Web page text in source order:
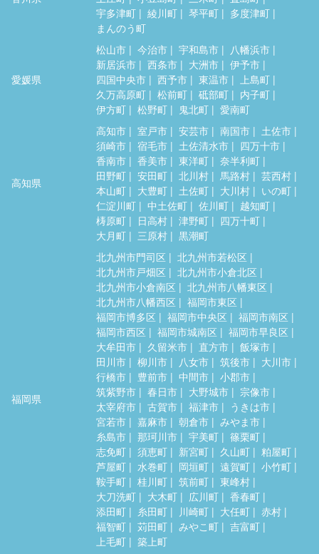
宇多津町
綾川町 琴平町
多度津町
まんのう町
愛媛県
松山市 今治市 宇和島市
八幡浜市
新居浜市
西条市 大洲市
伊予市
四国中央市
西予市 東温市
上島町
久万高原町
松前町 砥部町
内子町
伊方町
松野町 鬼北町 愛南町
高知県
高知市 室戸市 安芸市 南国市
土佐市
須崎市
宿毛市 土佐清水市
四万十市
香南市
香美市 東洋町
奈半利町
田野町
安田町 北川村 馬路村
芸西村
本山町
大豊町 土佐町 大川村
いの町
仁淀川町
中土佐町 佐川町
越知町
梼原町
日高村 津野町
四万十町
大月町
三原村 黒潮町
福岡県
北九州市門司区
北九州市若松区
北九州市戸畑区
北九州市小倉北区
北九州市小倉南区
北九州市八幡東区
北九州市八幡西区
福岡市東区
福岡市博多区
福岡市中央区
福岡市南区
福岡市西区
福岡市城南区
福岡市早良区
大牟田市
久留米市 直方市
飯塚市
田川市
柳川市 八女市 筑後市
大川市
行橋市
豊前市 中間市
小郡市
筑紫野市
春日市 大野城市
宗像市
太宰府市
古賀市 福津市
うきは市
宮若市
嘉麻市 朝倉市
みやま市
糸島市
那珂川市 宇美町
篠栗町
志免町
須恵町 新宮町 久山町
粕屋町
芦屋町
水巻町 岡垣町 遠賀町
小竹町
鞍手町
桂川町 筑前町
東峰村
大刀洗町
大木町 広川町
香春町
添田町
糸田町 川崎町 大任町
赤村
福智町
苅田町 みやこ町
吉富町
上毛町
築上町